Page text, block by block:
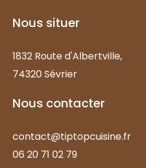
Nous situer
1832 Route d'Albertville,
74320 Sévrier
Nous contacter
contact@tiptopcuisine.fr
06 20 71 02 79